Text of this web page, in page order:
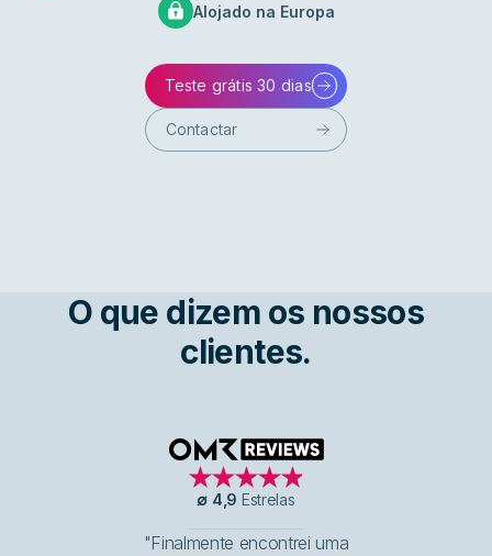
Alojado na Europa
Teste grátis 30 dias
Contactar
O que dizem os nossos
clientes.
OMR Reviews
∅ 4,9 Estrelas
"Finalmente encontrei uma